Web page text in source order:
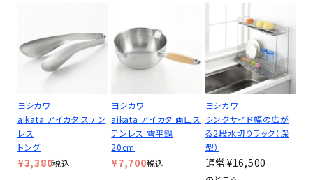
ヨシカワ
aikata アイカタ ステン
レス
トング
¥3,380税込
ヨシカワ
aikata アイカタ 両口ス
テンレス 雪平鍋
20cm
¥7,700税込
ヨシカワ
シンクサイド幅の広が
る2段水切りラック（深
型）
¥16,500